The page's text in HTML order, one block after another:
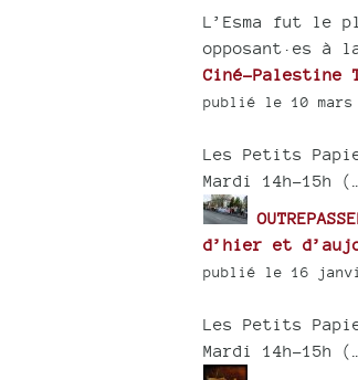
L’Esma fut le
opposant·es à
Ciné-Palestine
publié le 10
Les Petits
Mardi 14h-15h
d’hier et
publié le 16
Les Petits
Mardi 14h-15h